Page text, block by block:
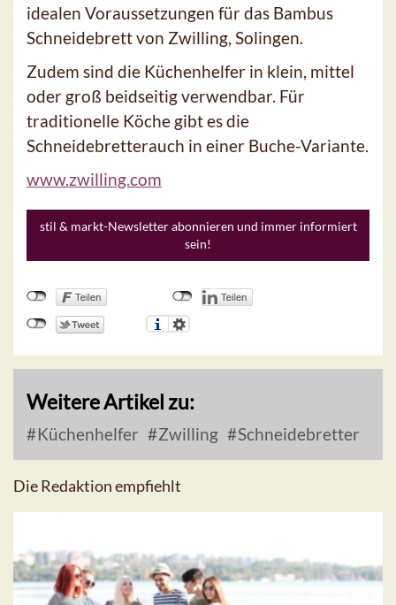
idealen Voraussetzungen für das Bambus
Schneidebrett von Zwilling, Solingen.
Zudem sind die Küchenhelfer in klein, mittel
oder groß beidseitig verwendbar. Für
traditionelle Köche gibt es die
Schneidebretterauch in einer Buche-Variante.
www.zwilling.com
stil & markt-Newsletter abonnieren und immer informiert
sein!
Weitere Artikel zu:
Küchenhelfer Zwilling Schneidebretter
Die Redaktion empfiehlt